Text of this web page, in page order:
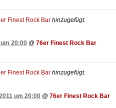
Finest Rock Bar hinzugefügt.
20:00 @ 76er Finest Rock Bar
Finest Rock Bar hinzugefügt.
um 20:00 @ 76er Finest Rock Bar